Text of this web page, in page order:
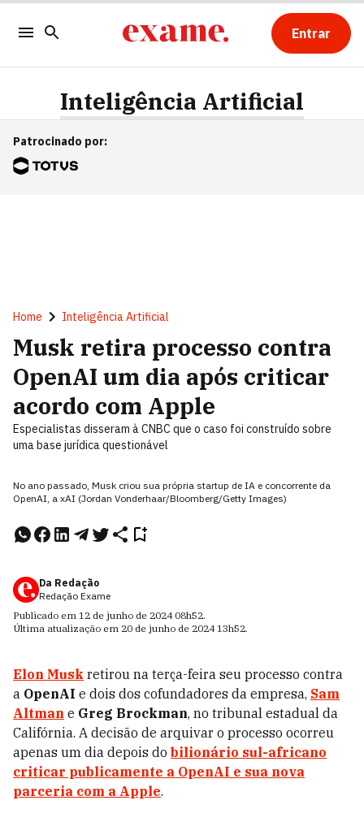
Entrar
Inteligência Artificial
Patrocinado por:
Home Inteligência Artificial
Musk retira processo contra
OpenAI um dia após criticar
acordo com Apple
Especialistas disseram à CNBC que o caso foi construído sobre
uma base jurídica questionável
No ano passado, Musk criou sua própria startup de IA e concorrente da
OpenAI, a xAI (Jordan Vonderhaar/Bloomberg/Getty Images)
Da Redação
Redação Exame
Publicado em 12 de junho de 2024 08h52.
Última atualização em 20 de junho de 2024 13h52.
Elon Musk retirou na terça-feira seu processo contra
a OpenAI e dois dos cofundadores da empresa, Sam
Altman e Greg Brockman, no tribunal estadual da
Califórnia. A decisão de arquivar o processo ocorreu
apenas um dia depois do bilionário sul-africano
criticar publicamente a OpenAI e sua nova
parceria com a Apple.